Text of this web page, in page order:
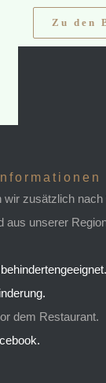
Zu den
wir zusätzlich
aus unserer
behindertengeeignet
dem Restaurant.